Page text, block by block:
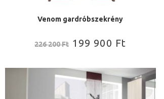
Venom gardróbszekrény
226 200Ft 199 900 Ft